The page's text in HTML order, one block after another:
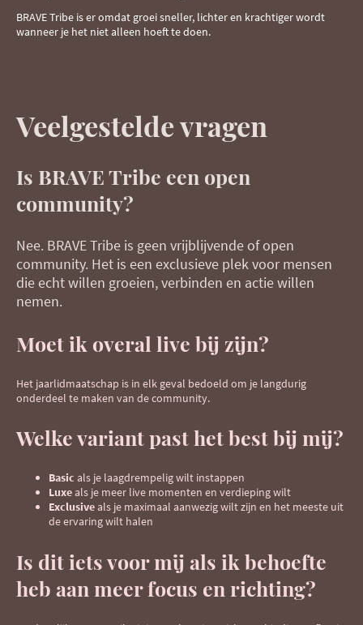
BRAVE Tribe is er omdat groei sneller, lichter en krachtiger wordt
wanneer je het niet alleen hoeft te doen.
Veelgestelde vragen
Is BRAVE Tribe een open
community?
Nee. BRAVE Tribe is geen vrijblijvende of open
community. Het is een exclusieve plek voor mensen
die echt willen groeien, verbinden en actie willen
nemen.
Moet ik overal live bij zijn?
Het jaarlidmaatschap is in elk geval bedoeld om je langdurig
onderdeel te maken van de community.
Welke variant past het best bij mij?
Basic als je laagdrempelig wilt instappen
Luxeals je meer live momenten en verdieping wilt
Exclusiveals je maximaal aanwezig wilt zijn en het meeste uit
de ervaring wilt halen
Is dit iets voor mij als ik behoefte
heb aan meer focus en richting?